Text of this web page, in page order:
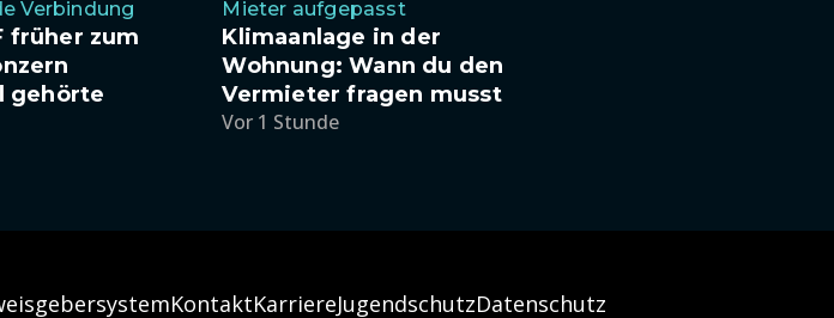
Verbindung
früher zum
gehörte
Mieter aufgepasst
Klimaanlage in der
Wohnung: Wann du den
Vermieter fragen musst
Vor 1 Stunde
KontaktKarriereJugendschutzDatenschutz